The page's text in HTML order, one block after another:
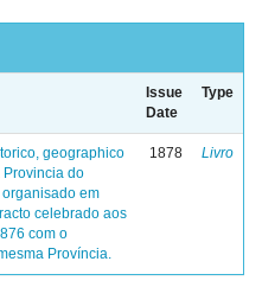
Issue
Date
Type
geographico
Provincia do
organisado em
celebrado aos
com o
Província.
1878 Livro